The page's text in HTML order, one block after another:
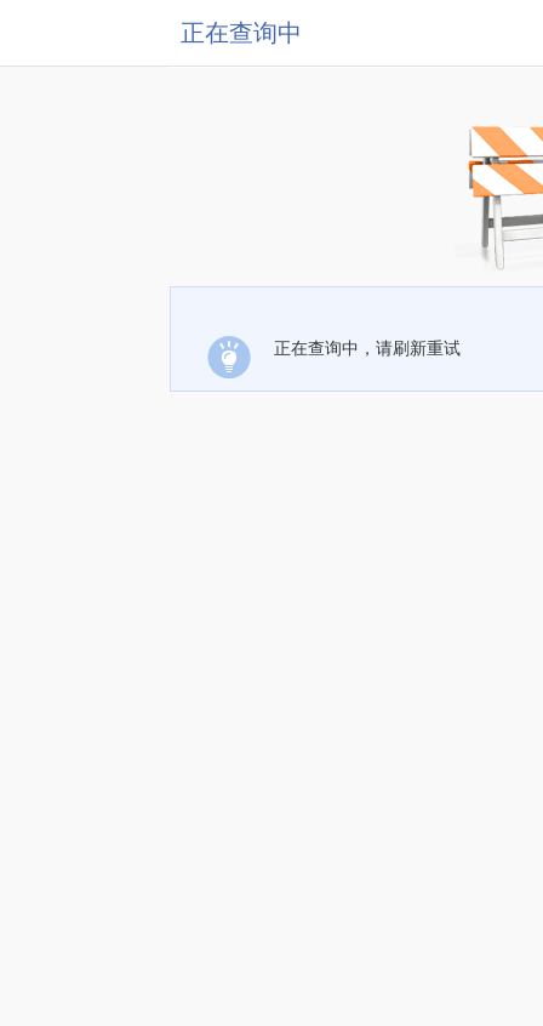
正在查询中
正在查询中，请刷新重试